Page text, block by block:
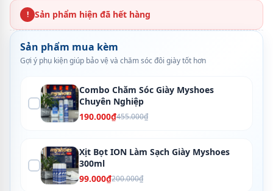
! Sản phẩm hiện đã hết hàng
Sản phẩm mua kèm
Gợi ý phụ kiện giúp bảo vệ và chăm sóc đôi giày tốt hơn
Combo Chăm Sóc Giày Myshoes
Chuyên Nghiệp
190.000₫455.000₫
Xịt Bọt ION Làm Sạch Giày Myshoes
300ml
99.000₫200.000₫